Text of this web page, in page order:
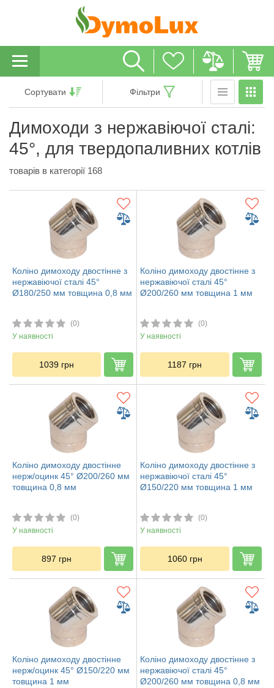
Димоходи з нержавіючої сталі:
45°, для твердопаливних котлів
товарів в категорії 168
Сортувати Фільтри
Коліно димоходу двостінне з
нержавіючої сталі 45°
Ø180/250 мм товщина 0,8 мм
(0)
У наявності
1039 грн
Коліно димоходу двостінне з
нержавіючої сталі 45°
Ø200/260 мм товщина 1 мм
(0)
У наявності
1187 грн
Коліно димоходу двостінне
нерж/оцинк 45° Ø200/260 мм
товщина 0,8 мм
(0)
У наявності
897 грн
Коліно димоходу двостінне з
нержавіючої сталі 45°
Ø150/220 мм товщина 1 мм
(0)
У наявності
1060 грн
Коліно димоходу двостінне
нерж/оцинк 45° Ø150/220 мм
товщина 1 мм
Коліно димоходу двостінне з
нержавіючої сталі 45°
Ø200/260 мм товщина 0,8 мм